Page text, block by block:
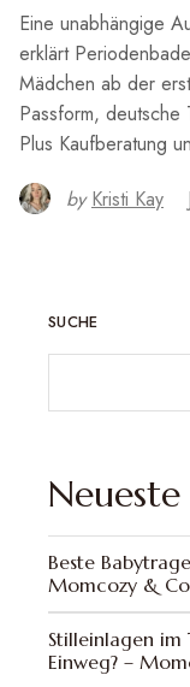
Eine unabhängige
erklärt
Mädchen ab der
Passform, deutsche
Plus Kaufberatung
by Kristi Kay
SUCHE
Beste
Momcozy &
Stilleinlagen
Einweg? –